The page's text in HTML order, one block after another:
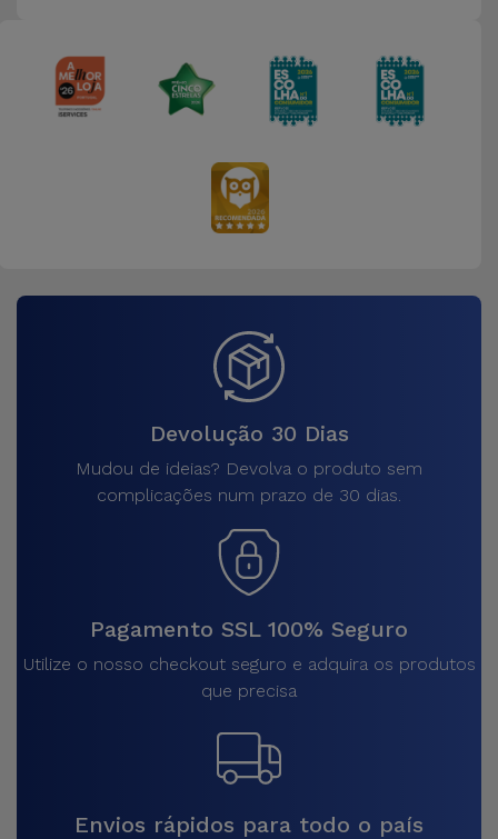
iPad e
Tablet
Devolução 30 Dias
Mudou de ideias? Devolva o produto sem
complicações num prazo de 30 dias.
Pagamento SSL 100% Seguro
Utilize o nosso checkout seguro e adquira os produtos
que precisa
Envios rápidos para todo o país